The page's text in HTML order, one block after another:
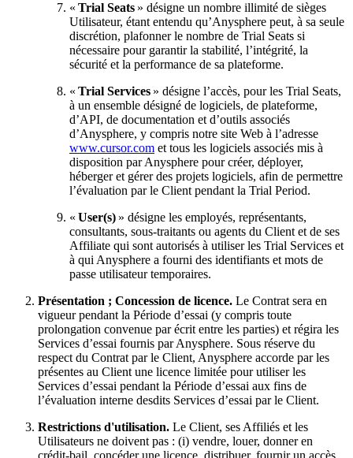
« Trial Seats » désigne un nombre illimité de sièges
Utilisateur, étant entendu qu’Anysphere peut, à sa seule
discrétion, plafonner le nombre de Trial Seats si
nécessaire pour garantir la stabilité, l’intégrité, la
sécurité et la performance de sa plateforme.
« Trial Services » désigne l’accès, pour les Trial Seats,
à un ensemble désigné de logiciels, de plateforme,
d’API, de documentation et d’outils associés
d’Anysphere, y compris notre site Web à l’adresse
www.cursor.com et tous les logiciels associés mis à
disposition par Anysphere pour créer, déployer,
héberger et gérer des projets logiciels, afin de permettre
l’évaluation par le Client pendant la Trial Period.
« User(s) » désigne les employés, représentants,
consultants, sous‑traitants ou agents du Client et de ses
Affiliate qui sont autorisés à utiliser les Trial Services et
à qui Anysphere a fourni des identifiants et mots de
passe utilisateur temporaires.
Présentation ; Concession de licence. Le Contrat sera en
vigueur pendant la Période d’essai (y compris toute
prolongation convenue par écrit entre les parties) et régira les
Services d’essai fournis par Anysphere. Sous réserve du
respect du Contrat par le Client, Anysphere accorde par les
présentes au Client une licence limitée pour utiliser les
Services d’essai pendant la Période d’essai aux fins de
l’évaluation interne desdits Services d’essai par le Client.
Restrictions d'utilisation. Le Client, ses Affiliés et les
Utilisateurs ne doivent pas : (i) vendre, louer, donner en
crédit‑bail, concéder une licence, distribuer, fournir un accès